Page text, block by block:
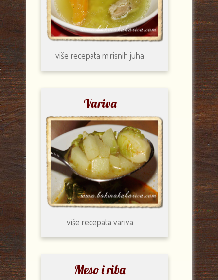
više recepatamirisnih juha
Variva
više recepata variva
Meso i riba